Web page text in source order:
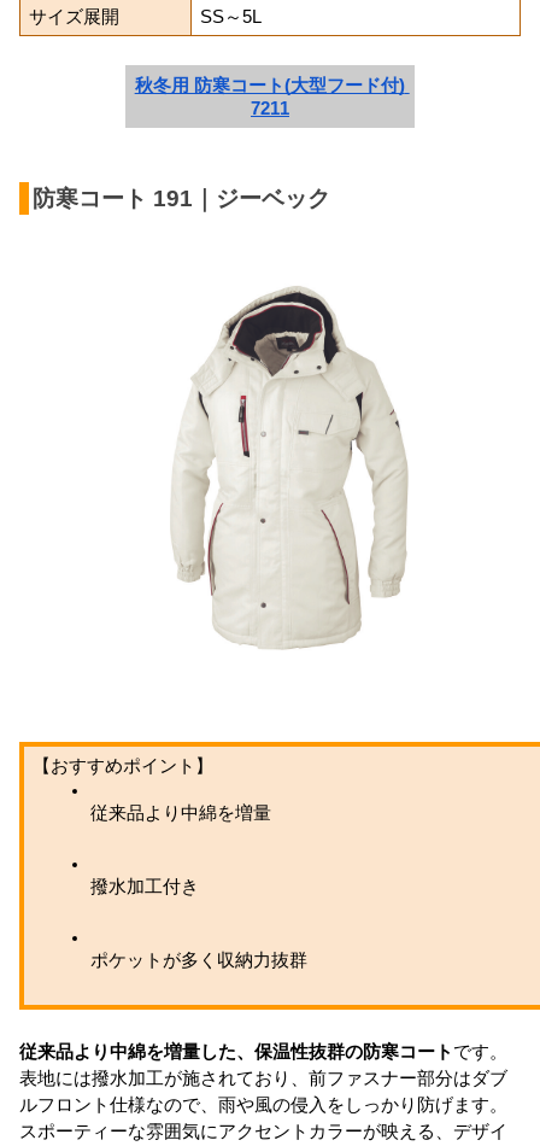
サイズ展開 SS～5L
秋冬用 防寒コート(大型フード付)
7211
防寒コート 191｜ジーベック
【おすすめポイント】
従来品より中綿を増量
撥水加工付き
ポケットが多く収納力抜群
従来品より中綿を増量した、保温性抜群の防寒コート です。
表地には撥水加工が施されており、前ファスナー部分はダブ
ルフロント仕様なので、雨や風の侵入をしっかり防げます。
スポーティーな雰囲気にアクセントカラーが映える、デザイ